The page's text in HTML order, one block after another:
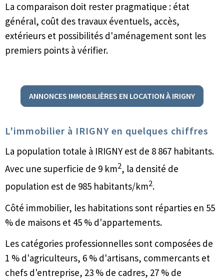
La comparaison doit rester pragmatique : état
général, coût des travaux éventuels, accès,
extérieurs et possibilités d'aménagement sont les
premiers points à vérifier.
ANNONCES IMMOBILIÈRES EN LOCATION À IRIGNY
L'immobilier à IRIGNY en quelques chiffres
La population totale à IRIGNY est de 8 867 habitants.
Avec une superficie de 9 km2, la densité de
population est de 985 habitants/km2.
Côté immobilier, les habitations sont réparties en 55
% de maisons et 45 % d'appartements.
Les catégories professionnelles sont composées de
1 % d'agriculteurs, 6 % d'artisans, commercants et
chefs d'entreprise, 23 % de cadres, 27 % de